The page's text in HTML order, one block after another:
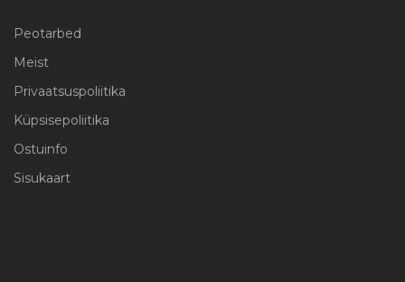
Peotarbed
Meist
Privaatsuspoliitika
Küpsisepoliitika
Ostuinfo
Sisukaart